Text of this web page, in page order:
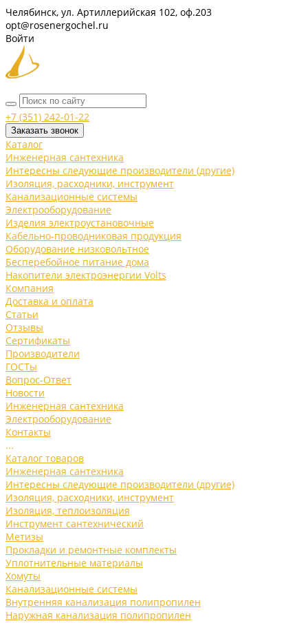
Челябинск, ул. Артиллерийская 102, оф.203
opt@rosenergochel.ru
Войти
+7 (351) 242-01-22
Заказать звонок
Каталог
Инженерная сантехника
Интересны следующие производители (другие)
Изоляция, расходники, инструмент
Канализационные системы
Электрооборудование
Изделия электроустановочные
Кабельно-проводниковая продукция
Оборудование низковольтное
Бесперебойное питание дома
Накопители электроэнергии Volts
Компания
Доставка и оплата
Статьи
Отзывы
Сертификаты
Производители
ГОСТы
Вопрос-Ответ
Новости
Инженерная сантехника
Электрооборудование
Контакты
...
Каталог товаров
Инженерная сантехника
Интересны следующие производители (другие)
Изоляция, расходники, инструмент
Изоляция, теплоизоляция
Инструмент сантехнический
Метизы
Прокладки и ремонтные комплекты
Уплотнительные материалы
Хомуты
Канализационные системы
Внутренняя канализация полипропилен
Наружная канализация полипропилен